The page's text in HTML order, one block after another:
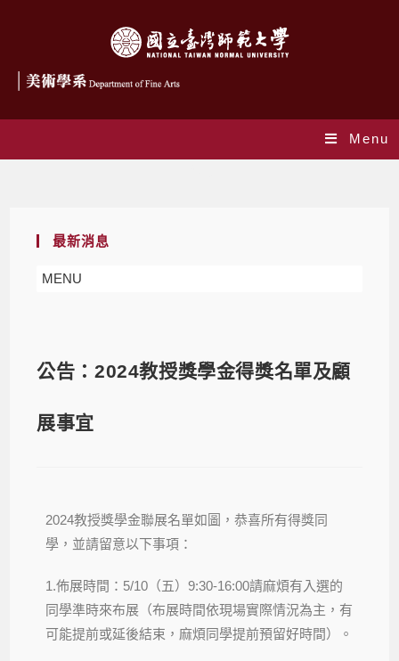
Menu
最新消息
MENU
公告：2024教授獎學金得獎名單及顧
展事宜
2024教授獎學金聯展名單如圖，恭喜所有得獎同
學，並請留意以下事項：
1.佈展時間：5/10（五）9:30-16:00請麻煩有入選的
同學準時來布展（布展時間依現場實際情況為主，有
可能提前或延後結束，麻煩同學提前預留好時間）。